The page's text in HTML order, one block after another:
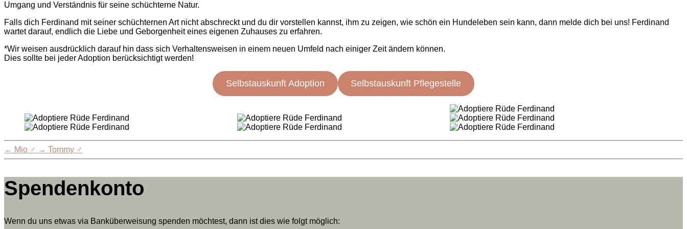
Umgang und Verständnis für seine schüchterne Natur.
Falls dich Ferdinand mit seiner schüchternen Art nicht abschreckt und du dir vorstellen kannst, ihm zu zeigen, wie schön ein Hundeleben sein kann, dann melde dich bei uns! Ferdinand
wartet darauf, endlich die Liebe und Geborgenheit eines eigenen Zuhauses zu erfahren.
*Wir weisen ausdrücklich darauf hin dass sich Verhaltensweisen in einem neuen Umfeld nach einiger Zeit ändern können.
Dies sollte bei jeder Adoption berücksichtigt werden!
Selbstauskunft Adoption Selbstauskunft Pflegestelle
← Mio ♂ → Tommy ♂
Spendenkonto
Wenn du uns etwas via Banküberweisung spenden möchtest, dann ist dies wie folgt möglich: